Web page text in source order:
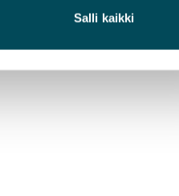
Salli kaikki